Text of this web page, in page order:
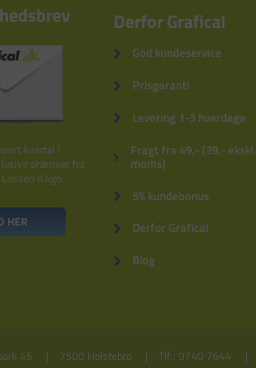
kvartal i
præmier fra
o.lign.
HER
Derfor Grafical
God kundeservice
Prisgaranti
Levering 1-3 hverdage
Fragt fra 49,- (39,- ekskl.
moms)
5% kundebonus
Derfor Grafical
Blog
45 7500 Holstebro Tlf.: 9740 7644